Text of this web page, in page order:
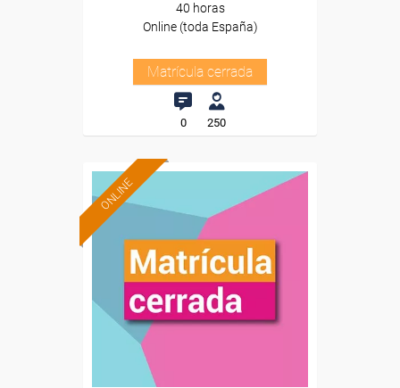
40 horas
Online (toda España)
Matrícula cerrada
0 250
ONLINE